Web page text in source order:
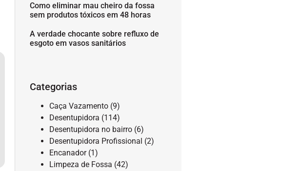
Como eliminar mau cheiro da fossa
sem produtos tóxicos em 48 horas
A verdade chocante sobre refluxo de
esgoto em vasos sanitários
Categorias
Caça Vazamento (9)
Desentupidora (114)
Desentupidora no bairro (6)
Desentupidora Profissional (2)
Encanador(1)
Limpeza de Fossa (42)